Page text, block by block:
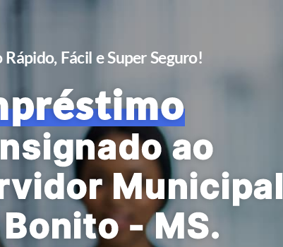
Fácil e Super Seguro!
ao
Municipal
- MS.